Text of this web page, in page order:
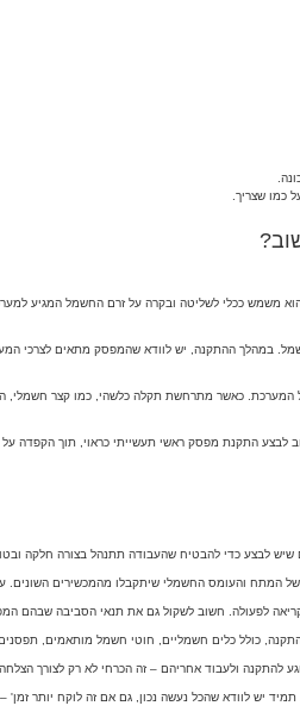
כמו שצריך.
משמש ככלי לשליטה ובקרה על זרם החשמל המגיע
במהלך ההתקנה, יש לוודא שהמפסק מתאים לצרכי
כאשר מתרחשת תקלה כלשהי, כמו קצר חשמלי,
התקנת מפסק ראשי תעשייתי כראוי, תוך הקפדה על
לבצע כדי להבטיח שהעבודה תתנהל בצורה חלקה
המתח והעומס החשמלי שיתקבלו מהמכשירים השונים.
לפעולה. חשוב לשקול גם את תנאי הסביבה שבהם
כולל כלים חשמליים, חוטי חשמל מותאמים,
להתקנה ולעבוד אחריהם – זה הכרחי לא רק לצורך
יש לוודא שהכל נעשה נכון, גם אם זה לוקח יותר זמן'